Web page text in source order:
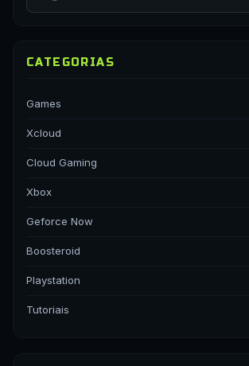
CATEGORIAS
Games
Xcloud
Cloud Gaming
Xbox
Geforce Now
Boosteroid
Playstation
Tutoriais